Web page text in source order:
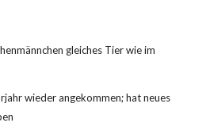
gleiches Tier wie im
wieder angekommen; hat neues